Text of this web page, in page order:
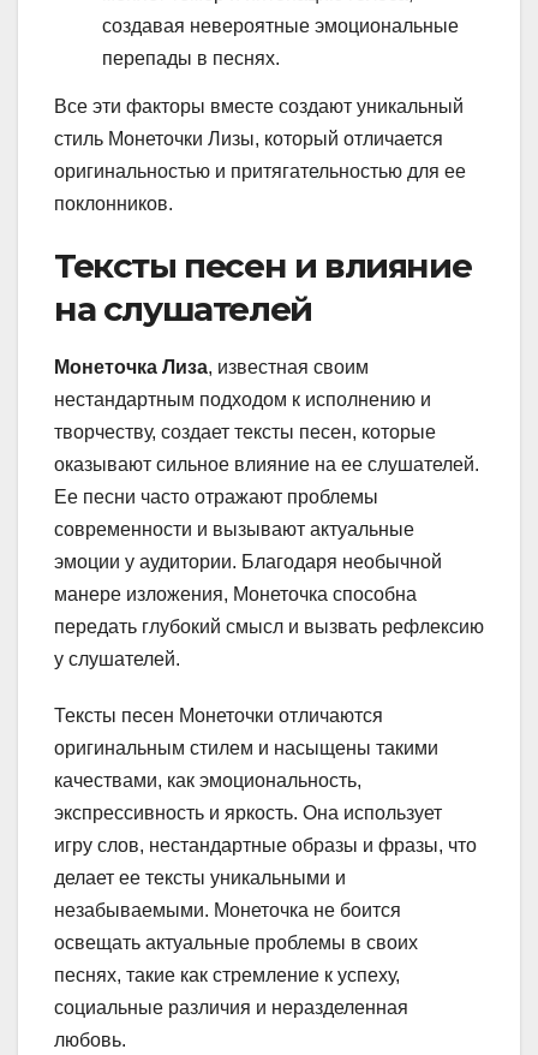
создавая невероятные эмоциональные
перепады в песнях.
Все эти факторы вместе создают уникальный
стиль Монеточки Лизы, который отличается
оригинальностью и притягательностью для ее
поклонников.
Тексты песен и влияние
на слушателей
Монеточка Лиза, известная своим
нестандартным подходом к исполнению и
творчеству, создает тексты песен, которые
оказывают сильное влияние на ее слушателей.
Ее песни часто отражают проблемы
современности и вызывают актуальные
эмоции у аудитории. Благодаря необычной
манере изложения, Монеточка способна
передать глубокий смысл и вызвать рефлексию
у слушателей.
Тексты песен Монеточки отличаются
оригинальным стилем и насыщены такими
качествами, как эмоциональность,
экспрессивность и яркость. Она использует
игру слов, нестандартные образы и фразы, что
делает ее тексты уникальными и
незабываемыми. Монеточка не боится
освещать актуальные проблемы в своих
песнях, такие как стремление к успеху,
социальные различия и неразделенная
любовь.